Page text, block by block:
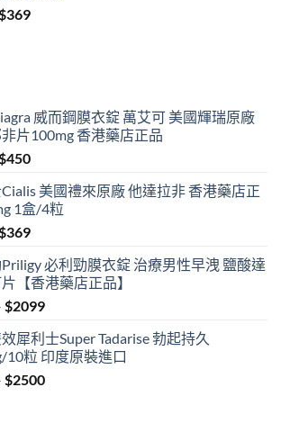
Original
369Current
威而鋼膜衣錠 萬艾可 美國輝瑞原廠
片100mg 香港藥店正品
Original
$450Current
is:
$450.
美國禮來原廠 他達拉非 香港藥店正
1盒/4粒
Original
$369Current
is:
$369.
必利勁膜衣錠 治療男性早洩 鹽酸達
【香港藥店正品】
$2099Price
$799
through
$2099
犀利士Super Tadarise 勃起持久
10粒 印度原裝進口
$2500Price